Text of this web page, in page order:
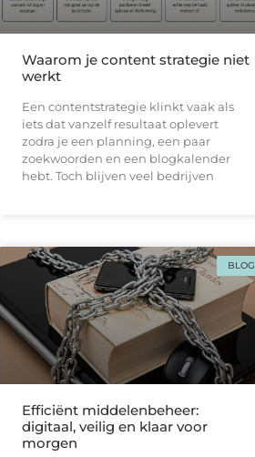
Waarom je content strategie niet
werkt
Een contentstrategie klinkt vaak als
iets dat vanzelf resultaat oplevert
zodra je een planning, een paar
zoekwoorden en een blogkalender
hebt. Toch blijven veel bedrijven
BLOG
Efficiënt middelenbeheer:
digitaal, veilig en klaar voor
morgen